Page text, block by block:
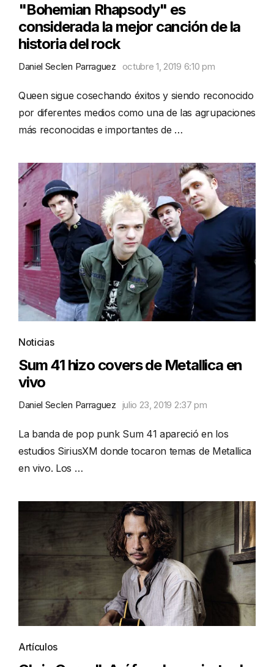
"Bohemian Rhapsody" es
considerada la mejor canción de la
historia del rock
Daniel Seclen Parraguez octubre 1, 2019 6:10 pm
Queen sigue cosechando éxitos y siendo reconocido
por diferentes medios como una de las agrupaciones
más reconocidas e importantes de …
Noticias
Sum 41 hizo covers de Metallica en
vivo
Daniel Seclen Parraguez julio 23, 2019 2:37 pm
La banda de pop punk Sum 41 apareció en los
estudios SiriusXM donde tocaron temas de Metallica
en vivo. Los …
Artículos